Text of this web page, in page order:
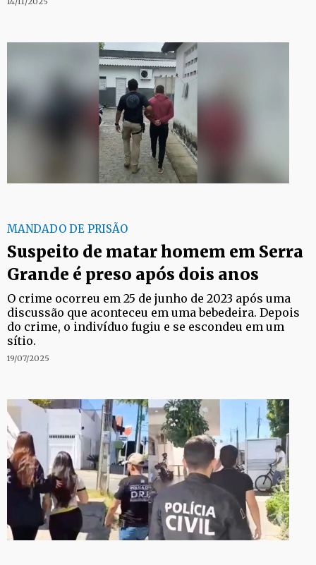
MANDADO DE PRISÃO
Suspeito de matar homem em Serra
Grande é preso após dois anos
O crime ocorreu em 25 de junho de 2023 após uma
discussão que aconteceu em uma bebedeira. Depois
do crime, o indivíduo fugiu e se escondeu em um
sítio.
19/07/2025